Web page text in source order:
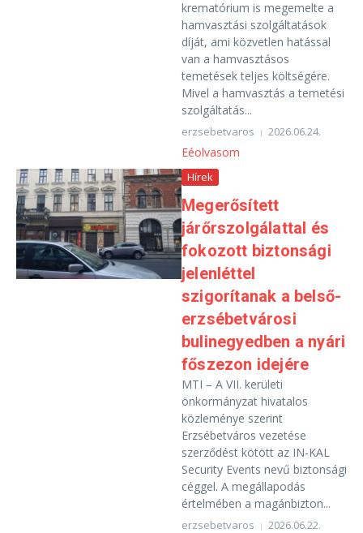
krematórium is megemelte a
hamvasztási szolgáltatások
díját, ami közvetlen hatással
van a hamvasztásos
temetések teljes költségére.
Mivel a hamvasztás a temetési
szolgáltatás...
erzsebetvaros 2026.06.24.
Eéolvasom
Hírek
Megerősített
járőrszolgálattal és
fokozott biztonsági
jelenléttel
szigorítanak a belső-
erzsébetvárosi
bulinegyedben a nyári
főszezon idejére
MTI – A VII. kerületi
önkormányzat hivatalos
közleménye szerint
Erzsébetváros vezetése
szerződést kötött az IN-KAL
Security Events nevű biztonsági
céggel. A megállapodás
értelmében a magánbizton...
erzsebetvaros 2026.06.22.